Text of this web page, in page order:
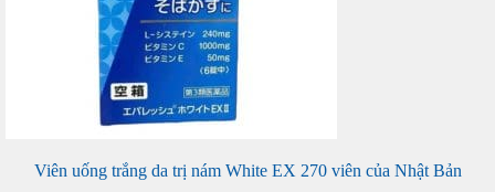
Viên uống trắng da trị nám White EX 270 viên của Nhật Bản